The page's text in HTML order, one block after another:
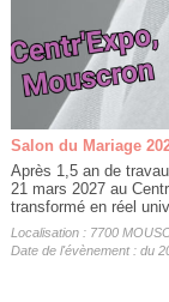
Salon du Mariage
Après 1,5 an de
21 mars 2027 au
transformé en réel
Localisation : 7700
Date de l'évènement : du